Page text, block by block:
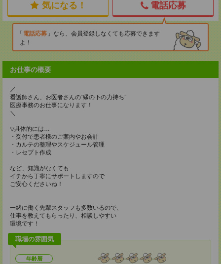
気になる！ 電話応募
電話応募
なら、会員登録しなくても応募できます
よ！
お仕事の概要
／
看護師さん、お医者さんの“縁の下の力持ち”
医療事務のお仕事になります！
＼
▽具体的には…
・受付で患者様のご案内やお会計
・カルテの整理やスケジュール管理
・レセプト作成
など、知識がなくても
イチから丁寧にサポートしますので
ご安心くださいね！
一緒に働く先輩スタッフも多数いるので、
仕事を教えてもらったり、相談しやすい
環境です！
職場の雰囲気
年齢層